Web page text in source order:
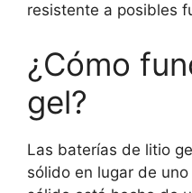
resistente a posibles
¿Cómo
gel?
Las baterías de litio
sólido en lugar de